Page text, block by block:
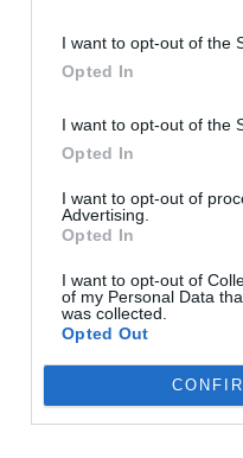
I want to opt-out of the
Opted In
I want to opt-out of the
Opted In
I want to opt-out of
Advertising.
Opted In
I want to opt-out of
of my Personal Data
was collected.
Opted Out
„Mamy potwierdzenie o
mówi Magdalena
z Warszawą w Pigułce.